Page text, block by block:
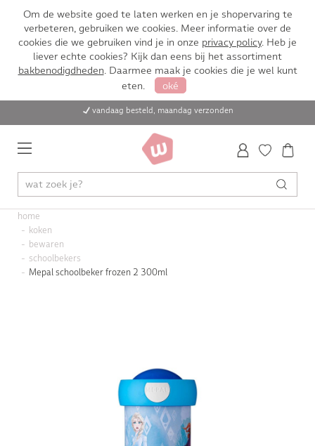
Om de website goed te laten werken en je shopervaring te
verbeteren, gebruiken we cookies. Meer informatie over de
cookies die we gebruiken vind je in onze privacy policy. Heb je
liever echte cookies? Kijk dan eens bij het assortiment
bakbenodigdheden. Daarmee maak je cookies die je wel kunt
eten.
oké
vandaag besteld, maandag verzonden
home
koken
bewaren
schoolbekers
Mepal schoolbeker frozen 2 300ml